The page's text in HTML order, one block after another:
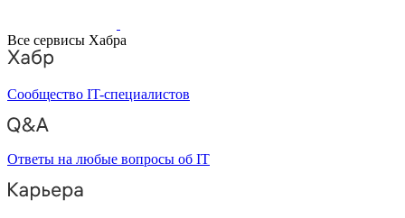
Все сервисы Хабра
Сообщество IT-специалистов
Ответы на любые вопросы об IT